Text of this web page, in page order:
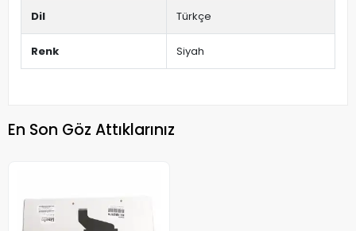
Dil Türkçe
Renk Siyah
En Son Göz Attıklarınız